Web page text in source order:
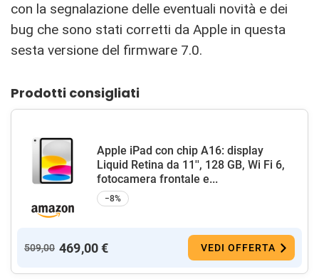
con la segnalazione delle eventuali novità e dei
bug che sono stati corretti da Apple in questa
sesta versione del firmware 7.0.
Prodotti consigliati
Apple iPad con chip A16: display
Liquid Retina da 11'', 128 GB, Wi Fi 6,
fotocamera frontale e...
−8%
509,00 469,00 € VEDI OFFERTA